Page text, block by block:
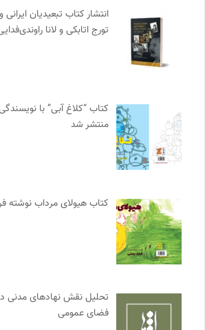
انتشار کتاب تبعیدیان
تورج اتابکی و لانا
کتاب “کلاغ آبی” با
منتشر شد
کتاب هیولای مرداب نوشته
تحلیل نقش نهادهای مدنی
فضای عمومی